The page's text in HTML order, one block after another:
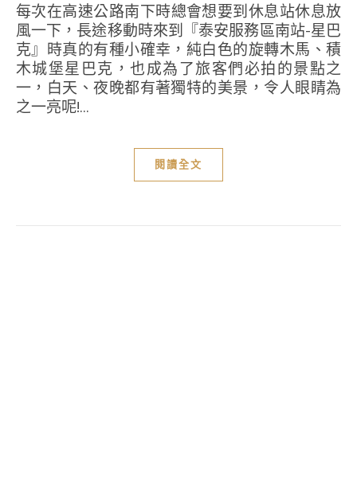
每次在高速公路南下時總會想要到休息站休息放
風一下，長途移動時來到『泰安服務區南站-星巴
克』時真的有種小確幸，純白色的旋轉木馬、積
木城堡星巴克，也成為了旅客們必拍的景點之
一，白天、夜晚都有著獨特的美景，令人眼睛為
之一亮呢!...
閱讀全文